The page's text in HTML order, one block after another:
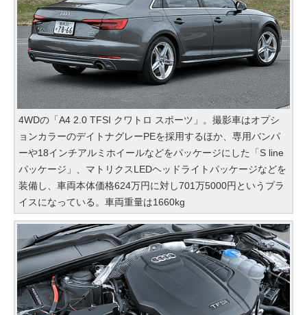
4WDの「A4 2.0 TFSI クワトロ スポーツ」。撮影車はオプシ
ョンカラーのデイトナグレーPEを採用するほか、専用バンパ
ーや18インチアルミホイールなどをパッケージにした「S line
パッケージ」、マトリクスLEDヘッドライトパッケージなどを
装備し、車両本体価格624万円に対し701万5000円というプラ
イスになっている。車両重量は1660kg